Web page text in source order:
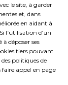
le site, à garder
et, dans
en aidant à
l’utilisation d’un
déposer ses
tiers pouvant
politiques de
appel en page